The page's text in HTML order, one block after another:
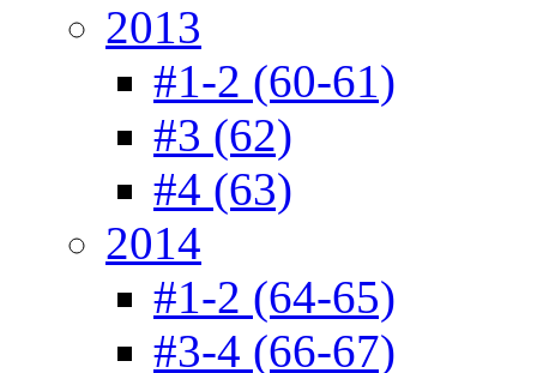
2013
#1-2 (60-61)
#3 (62)
#4 (63)
2014
#1-2 (64-65)
#3-4 (66-67)